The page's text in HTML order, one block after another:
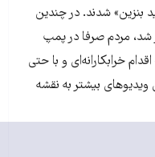
بنزین» شدند. در چندین
اهواز منتشر شد، مردم صرفا در پمپ
خرابکارانه‌ای و با حتی
بیشتر به نقشه